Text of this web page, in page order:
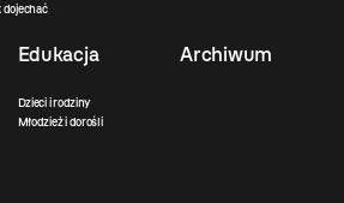
dojechać
Edukacja
Dzieci i rodziny
Młodzież i dorośli
Archiwum